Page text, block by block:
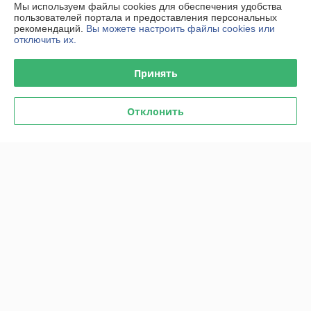
Контакты
Доставка и оплата
Мы используем файлы cookies для обеспечения удобства
пользователей портала и предоставления персональных
рекомендаций. Вы можете настроить файлы cookies или
отключить их.
Принять
Отклонить